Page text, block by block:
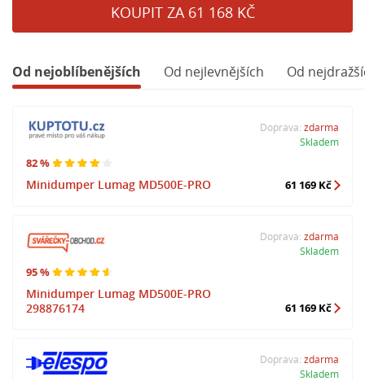
KOUPIT ZA 61 168 KČ
Od nejoblíbenějších Od nejlevnějších Od
82 %
Minidumper Lumag MD500E-PRO
Doprava: zdarma
Skladem
61 169 Kč
95 %
Minidumper Lumag MD500E-PRO
298876174
Doprava: zdarma
Skladem
61 169 Kč
Doprava: zdarma
Skladem